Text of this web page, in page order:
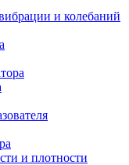
и колебаний
и плотности